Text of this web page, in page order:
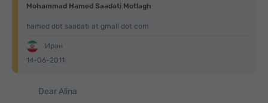
Mohammad Hamed Saadati Motlagh
hamed dot saadati at gmail dot com
Иран
14-06-2011
Dear Alina